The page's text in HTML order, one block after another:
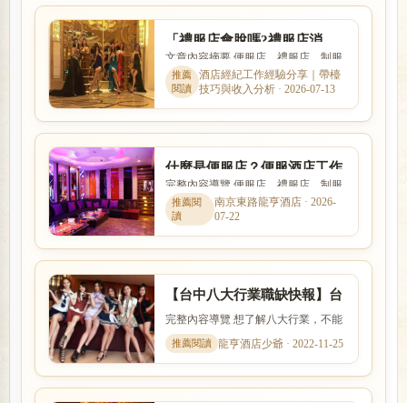
「禮服店會脫嗎?禮服店消
費」禮服店尺度營運制度規範
文章內容摘要 便服店、禮服店、制服
店與日式酒吧的消費方式、工作內容
與客群定位都不相同。本文...
酒店經紀工作經驗分享｜帶檯
技巧與收入分析 · 2026-07-13
什麼是便服店？便服酒店工作
內容、消費方式與玩法完整介
紹
完整內容導覽 便服店、禮服店、制服
店與日式酒吧的消費方式、工作內容
與客群定位都不相同。本文...
南京東路龍亨酒店 · 2026-
07-22
【台中八大行業職缺快報】台
北酒店小姐兼差打工
完整內容導覽 想了解八大行業，不能
只看名稱，也要理解實際工作內容、
入行條件、收入差異與安全...
龍亨酒店少爺 · 2022-11-25